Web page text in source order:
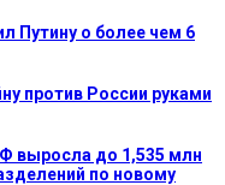
Путину о более чем 6
против России руками
выросла до 1,535 млн
по новому